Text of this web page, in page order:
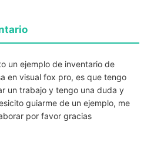
un ejemplo de inventario de
en visual fox pro, es que tengo
un trabajo y tengo una duda y
guiarme de un ejemplo, me
por favor gracias